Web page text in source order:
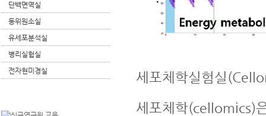
단백면역실
동위원소실
유세포분석실
병리실험실
전자현미경실
세포체학실험실
세포체학(cellomics)